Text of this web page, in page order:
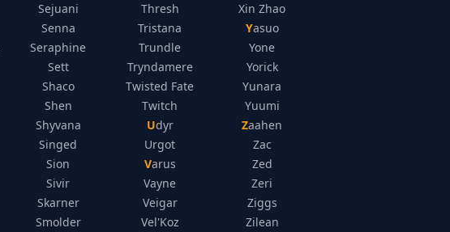
Sejuani
Senna
Seraphine
Sett
Shaco
Shen
Shyvana
Singed
Sion
Sivir
Skarner
Smolder
Thresh
Tristana
Trundle
Tryndamere
Twisted Fate
Twitch
Udyr
Urgot
Varus
Vayne
Veigar
Vel'Koz
Xin Zhao
Yasuo
Yone
Yorick
Yunara
Yuumi
Zaahen
Zac
Zed
Zeri
Ziggs
Zilean